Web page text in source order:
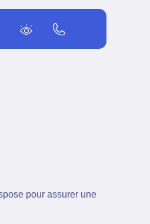
pour assurer une